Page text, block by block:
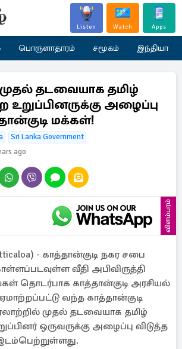
Listen Watch Apps
பொருளாதாரம் சமூகம் இந்தியா
தடவையாக தமிழ்
உறுப்பினருக்கு அழைப்பு
மக்கள்!
Sri Lanka Government
ago
விளம்பரம்
- காத்தான்குடி நகர சபை
வீதி அபிவிருத்தி
தொடர்பாக காத்தான்குடி அரசியல்
வந்த காத்தான்குடி
முதல் தடவையாக தமிழ்
ஒருவருக்கு அழைப்பு விடுத்த